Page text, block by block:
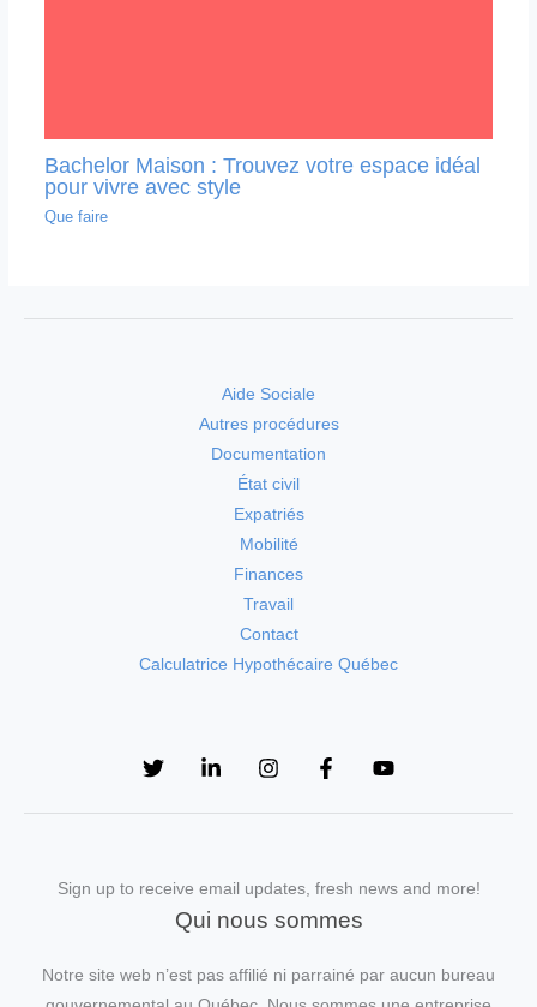
Bachelor Maison : Trouvez votre espace idéal
pour vivre avec style
Que faire
Aide Sociale
Autres procédures
Documentation
État civil
Expatriés
Mobilité
Finances
Travail
Contact
Calculatrice Hypothécaire Québec
Sign up to receive email updates, fresh news and more!
Qui nous sommes
Notre site web n’est pas affilié ni parrainé par aucun bureau